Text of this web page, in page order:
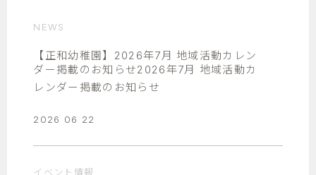
NEWS
【正和幼稚園】2026年7月 地域活動カレン
ダー掲載のお知らせ2026年7月 地域活動カ
レンダー掲載のお知らせ
2026 06 22
イベント情報